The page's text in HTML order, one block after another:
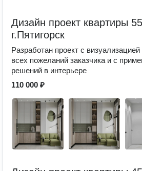
Дизайн проект квартиры
г.Пятигорск
Разработан проект с
всех пожеланий заказчика и с
решений в интерьере
110 000 ₽